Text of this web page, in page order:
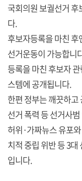
국회의원 보궐선거
다.
후보자등록을 마친
선거운동이 가능합니
등록을 마친 후보자
스템에 공개됩니다.
한편 정부는 깨끗하
선거 폭력 등 선거사
허위·가짜뉴스 유포
치적 중립 위반 등 3
입니다.